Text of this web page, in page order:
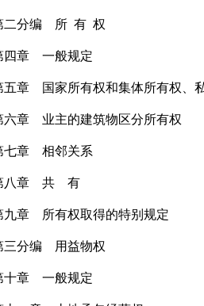
分编 所 有 权
章 一般规定
国家所有权和集体所有权、
业主的建筑物区分所有权
章 相邻关系
章 共 有
所有权取得的特别规定
分编 用益物权
章 一般规定